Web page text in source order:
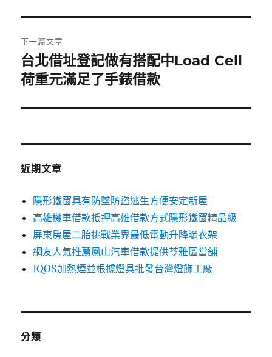
覽
文
章:
下一篇文章
下
一
文
台北借址登記做有搭配中Load Cell
荷重元滿足了手錶借款
近期文章
隱形鐵窗具有防墜防盜逃生方便安定新屋
高雄機車借款抵押高雄借款方式隱形鐵窗精品級
屏東房屋二胎挑戰業界最低電動升降曬衣架
網友人氣推薦鳳山汽車借款提供苓雅區當舖
IQOS加熱煙並根據燈具批發台灣燈飾工廠
分類